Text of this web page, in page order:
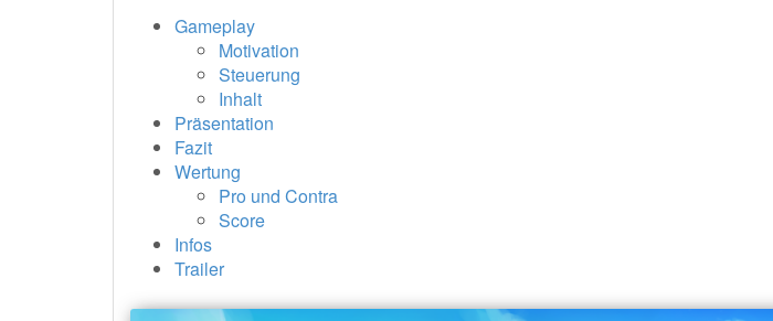
Gameplay
Motivation
Steuerung
Inhalt
Präsentation
Fazit
Wertung
Pro und Contra
Score
Infos
Trailer